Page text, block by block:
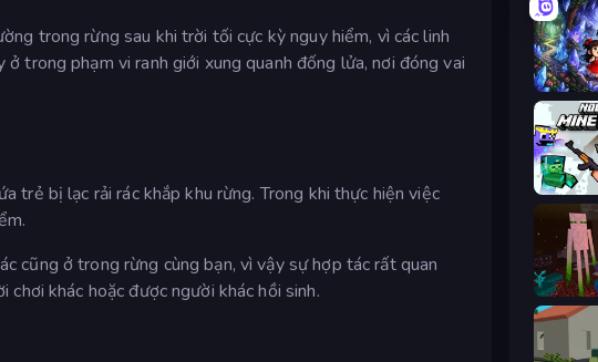
trong rừng sau khi trời tối cực kỳ nguy hiểm, vì các linh
trong phạm vi ranh giới xung quanh đống lửa, nơi đóng vai
trẻ bị lạc rải rác khắp khu rừng. Trong khi thực hiện việc
cũng ở trong rừng cùng bạn, vì vậy sự hợp tác rất quan
khác hoặc được người khác hồi sinh.